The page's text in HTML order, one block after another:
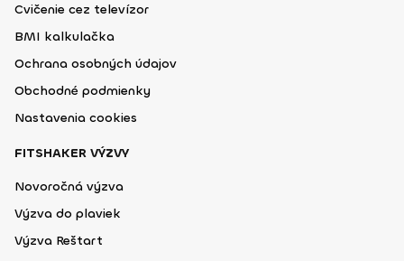
Cvičenie cez televízor
BMI kalkulačka
Ochrana osobných údajov
Obchodné podmienky
Nastavenia cookies
FITSHAKER VÝZVY
Novoročná výzva
Výzva do plaviek
Výzva Reštart